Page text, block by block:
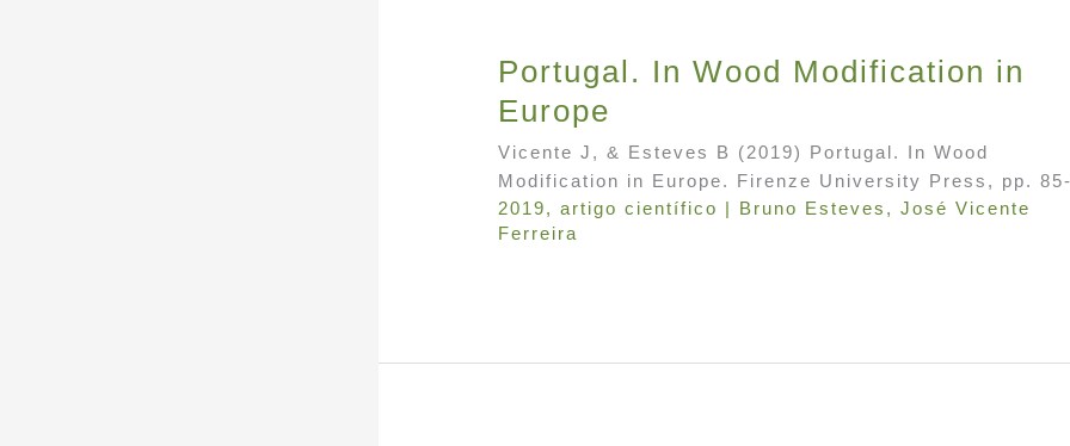
Portugal. In Wood Modification in
Europe
Vicente J, & Esteves B (2019) Portugal. In Wood
Modification in Europe. Firenze University Press, pp.
2019,artigo científico | Bruno Esteves ,José Vicente
Ferreira